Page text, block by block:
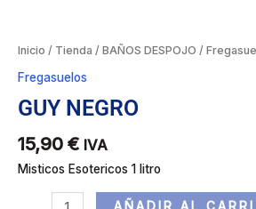
Inicio / Tienda / BAÑOS DESPOJO /
Fregasuelos
GUY NEGRO
15,90 € IVA
Misticos Esotericos 1 litro
AÑADIR AL